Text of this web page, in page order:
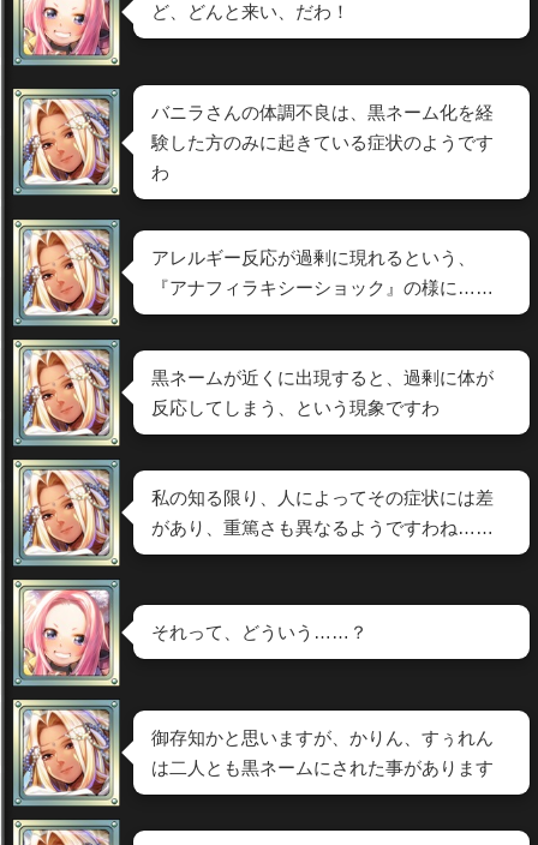
ど、どんと来い、だわ！
バニラさんの体調不良は、黒ネーム化を経
験した方のみに起きている症状のようです
わ
アレルギー反応が過剰に現れるという、
『アナフィラキシーショック』の様に……
黒ネームが近くに出現すると、過剰に体が
反応してしまう、という現象ですわ
私の知る限り、人によってその症状には差
があり、重篤さも異なるようですわね……
それって、どういう……？
御存知かと思いますが、かりん、すぅれん
は二人とも黒ネームにされた事があります